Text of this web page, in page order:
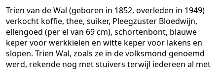
Trien van de Wal (geboren in 1852, overleden in 1949)
verkocht koffie, thee, suiker, Pleegzuster Bloedwijn,
ellengoed (per el van 69 cm), schortenbont, blauwe
keper voor werkkielen en witte keper voor lakens en
slopen. Trien Wal, zoals ze in de volksmond genoemd
werd, rekende nog met stuivers terwijl iedereen al met